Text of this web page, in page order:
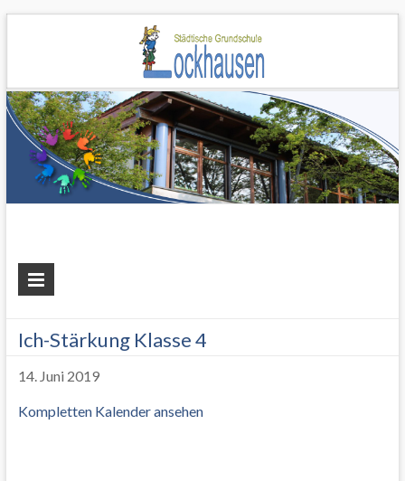
Ich-Stärkung Klasse 4
14. Juni 2019
Kompletten Kalender ansehen